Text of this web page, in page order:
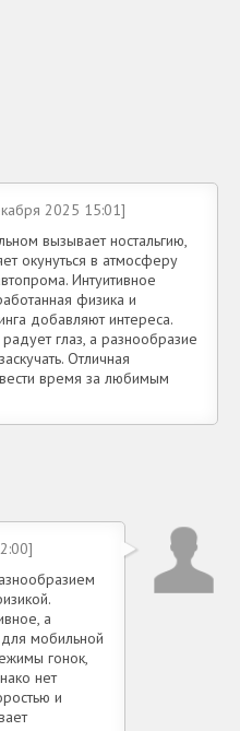
2025 15:01]
вызывает ностальгию,
окунуться в атмосферу
Интуитивное
физика и
добавляют интереса.
глаз, а разнообразие
Отличная
время за любимым
а
мобильной
гонок,
нет
и